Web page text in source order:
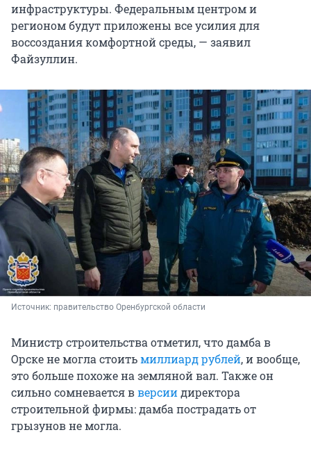
инфраструктуры. Федеральным центром и
регионом будут приложены все усилия для
воссоздания комфортной среды, — заявил
Файзуллин.
Источник: правительство Оренбургской области
Министр строительства отметил, что дамба в
Орске не могла стоитьмиллиард рублей, и вообще,
это больше похоже на земляной вал. Также он
сильно сомневается вверсиидиректора
строительной фирмы: дамба пострадать от
грызунов не могла.